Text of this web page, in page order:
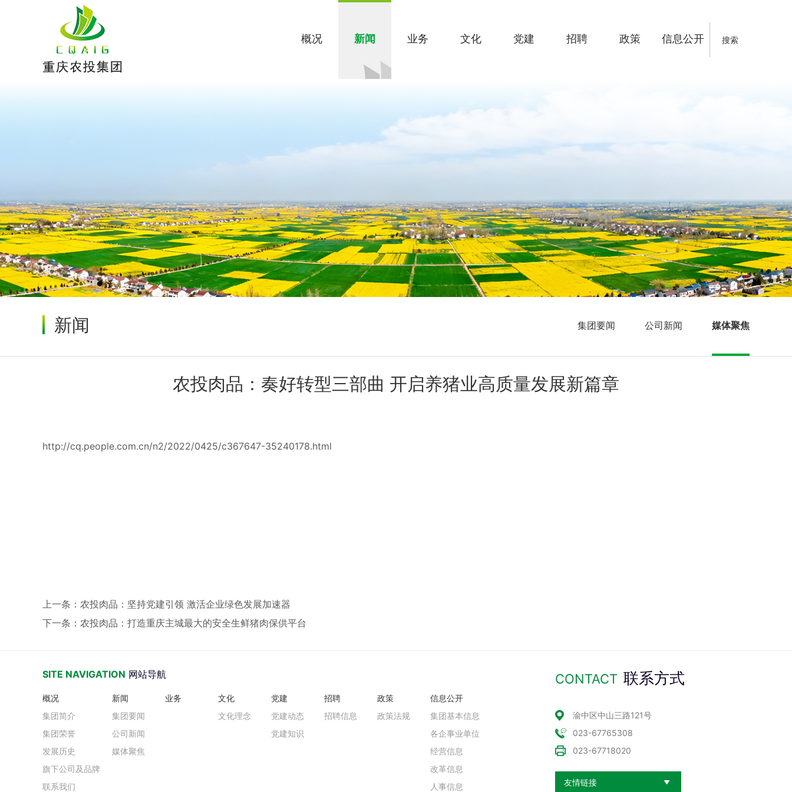
搜索
概况 新闻 业务 文化 党建 招聘 政策 信息公开
新闻 集团要闻 公司新闻 媒体聚焦
农投肉品：奏好转型三部曲 开启养猪业高质量发展新篇章
http://cq.people.com.cn/n2/2022/0425/c367647-35240178.html
上一条 ：农投肉品：坚持党建引领 激活企业绿色发展加速器
下一条 ：农投肉品：打造重庆主城最大的安全生鲜猪肉保供平台
SITE NAVIGATION 网站导航
概况
集团简介
集团荣誉
发展历史
旗下公司及品牌
联系我们
新闻
集团要闻
公司新闻
媒体聚焦
业务
文化
文化理念
党建
党建动态
党建知识
招聘
招聘信息
政策
政策法规
信息公开
集团基本信息
各企事业单位
经营信息
改革信息
人事信息
CONTACT 联系方式
渝中区中山三路121号
023-67765308
023-67718020
友情链接